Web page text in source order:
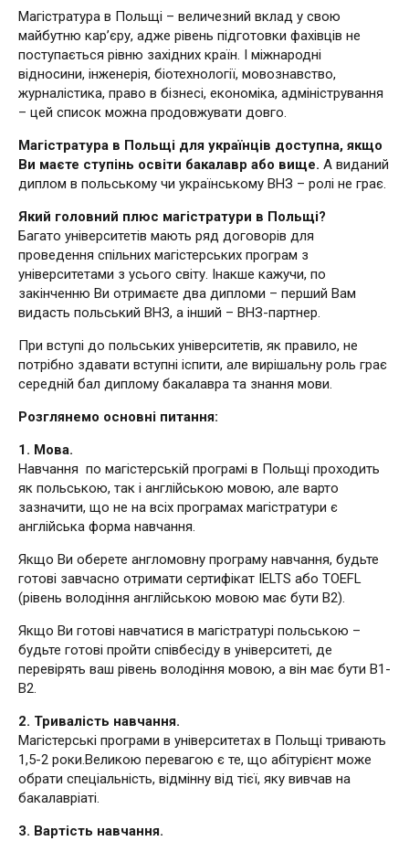
Магістратура в Польщі – величезний вклад у свою
майбутню кар’єру, адже рівень підготовки фахівців не
поступається рівню західних країн. І міжнародні
відносини, інженерія, біотехнології, мовознавство,
журналістика, право в бізнесі, економіка, адміністрування
– цей список можна продовжувати довго.
Магістратура в Польщі для українців доступна, якщо
Ви маєте ступінь освіти бакалавр або вище. А виданий
диплом в польському чи українському ВНЗ – ролі не грає.
Який головний плюс магістратури в Польщі?
Багато університетів мають ряд договорів для
проведення спільних магістерських програм з
університетами з усього світу. Інакше кажучи, по
закінченню Ви отримаєте два дипломи – перший Вам
видасть польський ВНЗ, а інший – ВНЗ-партнер.
При вступі до польських університетів, як правило, не
потрібно здавати вступні іспити, але вирішальну роль грає
середній бал диплому бакалавра та знання мови.
Розглянемо основні питання:
1. Мова.
Навчання по магістерській програмі в Польщі проходить
як польською, так і англійською мовою, але варто
зазначити, що не на всіх програмах магістратури є
англійська форма навчання.
Якщо Ви оберете англомовну програму навчання, будьте
готові завчасно отримати сертифікат IELTS або TOEFL
(рівень володіння англійською мовою має бути В2).
Якщо Ви готові навчатися в магістратурі польською –
будьте готові пройти співбесіду в університеті, де
перевірять ваш рівень володіння мовою, а він має бути В1-
В2.
2. Тривалість навчання.
Магістерські програми в університетах в Польщі тривають
1,5-2 роки.Великою перевагою є те, що абітурієнт може
обрати спеціальність, відмінну від тієї, яку вивчав на
бакалавріаті.
3. Вартість навчання.